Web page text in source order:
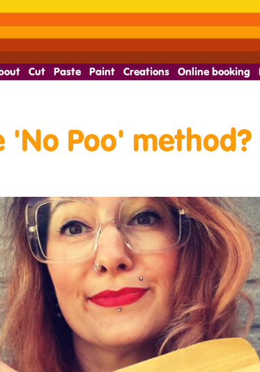
Cut Paste Paint Creations Online booking
'No Poo' method?